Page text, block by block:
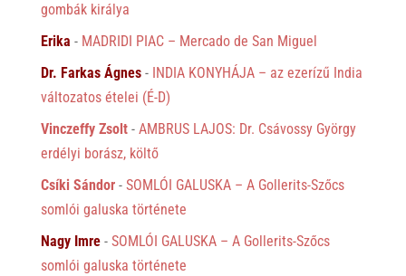
gombák királya
Erika - MADRIDI PIAC – Mercado de San Miguel
Dr. Farkas Ágnes- INDIA KONYHÁJA – az ezerízű India
változatos ételei (É-D)
Vinczeffy Zsolt- AMBRUS LAJOS: Dr. Csávossy György
erdélyi borász, költő
Csíki Sándor- SOMLÓI GALUSKA – A Gollerits-Szőcs
somlói galuska története
Nagy Imre- SOMLÓI GALUSKA – A Gollerits-Szőcs
somlói galuska története